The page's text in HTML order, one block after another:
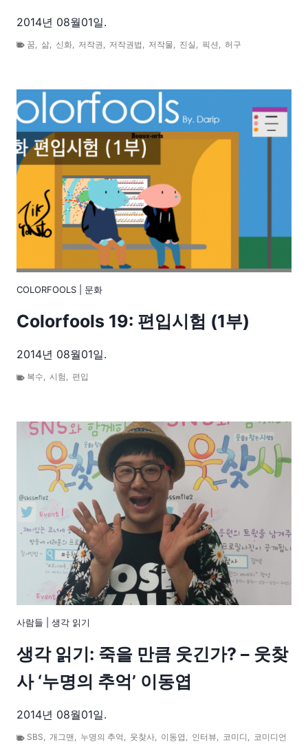
2014년 08월01일.
꿈 삶 신화 저작권 저작권법 저작물 진실 픽션 허구
COLORFOOLS 문화
Colorfools 19: 편입시험 (1부)
2014년 08월01일.
복수, 시험 , 편입
사람들 생각 읽기
생각 읽기: 죽을 만큼 웃긴가? – 웃찾
사 ‘누명의 추억’ 이동엽
2014년 08월01일.
SBS, 개그맨, 누명의 추억 , 웃찾사, 이동엽 , 인터뷰, 코미디 , 코미디언